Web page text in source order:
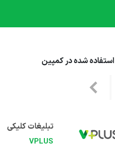
استفاده شده در کمپین
تبلیغات کلیکی و بنری
VPLUS